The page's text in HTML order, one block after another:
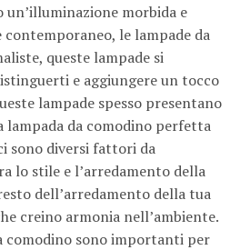
morbida e
le lampade da
queste lampade si
e aggiungere un tocco
lampade spesso presentano
lampada da comodino perfetta
sono diversi fattori da
lo stile e l’arredamento della
dell’arredamento della tua
creino armonia nell’ambiente.
comodino sono importanti per